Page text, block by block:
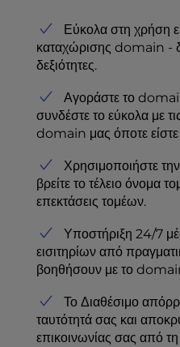
Εύκολα στη χρήση
καταχώρισης domain -
δεξιότητες.
Αγοράστε το
συνδέστε το εύκολα με
domain μας όποτε είστε
Χρησιμοποιήστε
βρείτε το τέλειο όνομα
επεκτάσεις τομέων.
Υποστήριξη 24/7
εισιτηρίων από
βοηθήσουν με το
Το Διαθέσιμο
ταυτότητά σας και
επικοινωνίας σας από